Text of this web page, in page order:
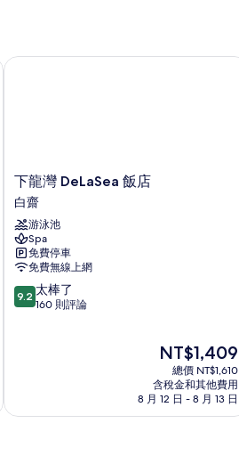
下
龍
灣
DeLaSea
飯
店
白
齋
下龍灣 DeLaSea 飯店
白齋
游泳池
Spa
免費停車
免費無線上網
9.2
分，
了，
9.2 太棒了
160 則評論
現
價
格
為
NT$1,409
總價 NT$1,610
含稅金和其他費用
8 月 12 日 - 8 月 13 日
下龍灣 DeLaSea 飯店